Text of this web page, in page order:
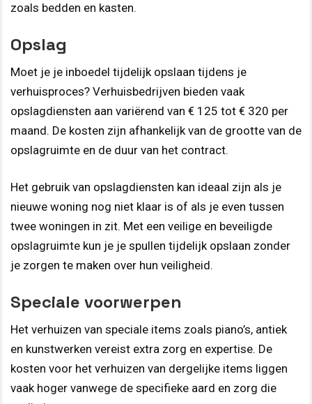
zoals bedden en kasten.
Opslag
Moet je je inboedel tijdelijk opslaan tijdens je
verhuisproces? Verhuisbedrijven bieden vaak
opslagdiensten aan variërend van € 125 tot € 320 per
maand. De kosten zijn afhankelijk van de grootte van de
opslagruimte en de duur van het contract.
Het gebruik van opslagdiensten kan ideaal zijn als je
nieuwe woning nog niet klaar is of als je even tussen
twee woningen in zit. Met een veilige en beveiligde
opslagruimte kun je je spullen tijdelijk opslaan zonder
je zorgen te maken over hun veiligheid.
Speciale voorwerpen
Het verhuizen van speciale items zoals piano’s, antiek
en kunstwerken vereist extra zorg en expertise. De
kosten voor het verhuizen van dergelijke items liggen
vaak hoger vanwege de specifieke aard en zorg die